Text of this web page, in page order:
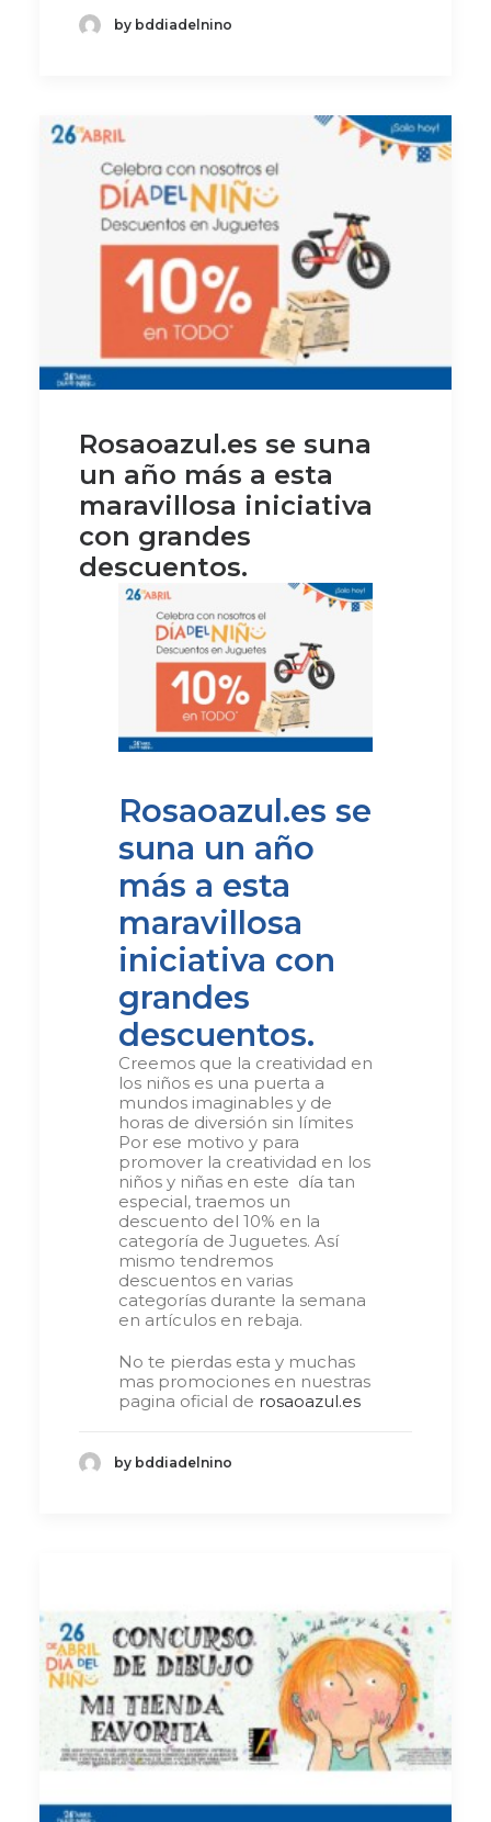
by bddiadelnino
Rosaoazul.es se suna
un año más a esta
maravillosa iniciativa
con grandes
descuentos.
Rosaoazul.es se
suna un año
más a esta
maravillosa
iniciativa con
grandes
descuentos.
Creemos que la creatividad en
los niños es una puerta a
mundos imaginables y de
horas de diversión sin límites
Por ese motivo y para
promover la creatividad en los
niños y niñas en este día tan
especial, traemos un
descuento del 10% en la
categoría de Juguetes. Así
mismo tendremos
descuentos en varias
categorías durante la semana
en artículos en rebaja.
No te pierdas esta y muchas
mas promociones en nuestras
pagina oficial de rosaoazul.es
by bddiadelnino